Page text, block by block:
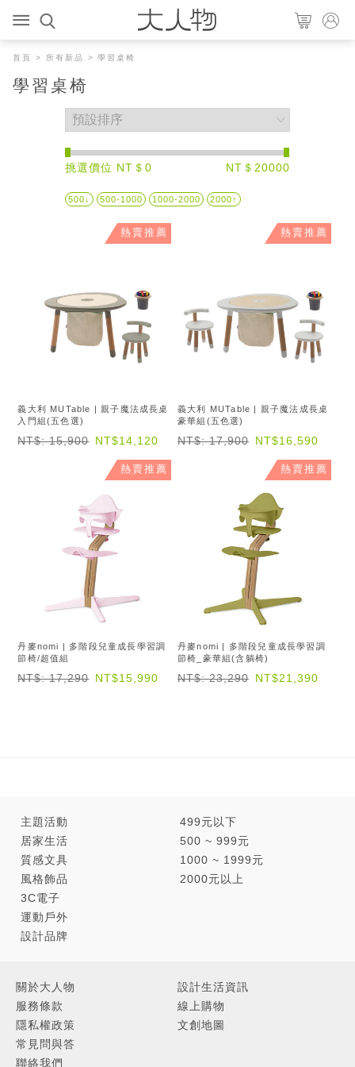
首頁 > 所有新品 > 學習桌椅
學習桌椅
挑選價位 NT＄0 NT＄20000
500↓ 500-1000 1000-2000 2000↑
熱賣推薦
義大利 MUTable | 親子魔法成長桌
入門組(五色選)
NT$: 15,900 NT$14,120
熱賣推薦
義大利 MUTable | 親子魔法成長桌
豪華組(五色選)
NT$: 17,900 NT$16,590
熱賣推薦
丹麥nomi | 多階段兒童成長學習調
節椅/超值組
NT$: 17,290 NT$15,990
熱賣推薦
丹麥nomi | 多階段兒童成長學習調
節椅_豪華組(含躺椅)
NT$: 23,290 NT$21,390
設計生活資訊
線上購物
文創地圖
關於大人物
服務條款
隱私權政策
常見問與答
聯絡我們
主題活動
居家生活
質感文具
風格飾品
3C電子
運動戶外
設計品牌
499元以下
500 ~ 999元
1000 ~ 1999元
2000元以上